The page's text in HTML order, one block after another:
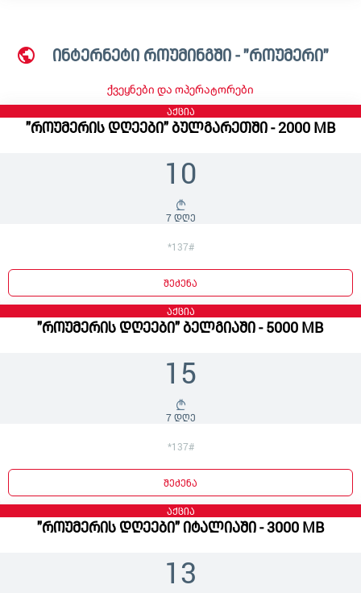
ინტერნეტი როუმინგში - "როუმერი"
ქვეყნები და ოპერატორები
აქცია
"როუმერის დღეები" ბულგარეთში - 2000 MB
10
7 დღე
*137#
შეძენა
აქცია
"როუმერის დღეები" ბელგიაში - 5000 MB
15
7 დღე
*137#
შეძენა
აქცია
"როუმერის დღეები" იტალიაში - 3000 MB
13